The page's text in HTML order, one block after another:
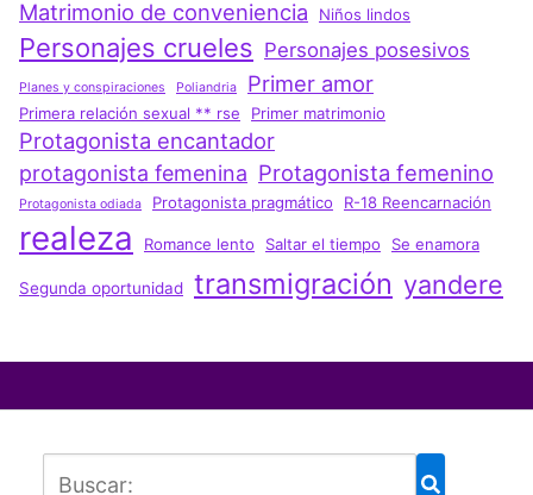
Matrimonio de conveniencia Niños lindos
Personajes crueles Personajes posesivos
Planes y conspiraciones Poliandria Primer amor
Primera relación sexual ** rse Primer matrimonio
Protagonista encantador
protagonista femenina Protagonista femenino
Protagonista odiada Protagonista pragmático R-18 Reencarnación
realeza Romance lento Saltar el tiempo Se enamora
Segunda oportunidad transmigración yandere